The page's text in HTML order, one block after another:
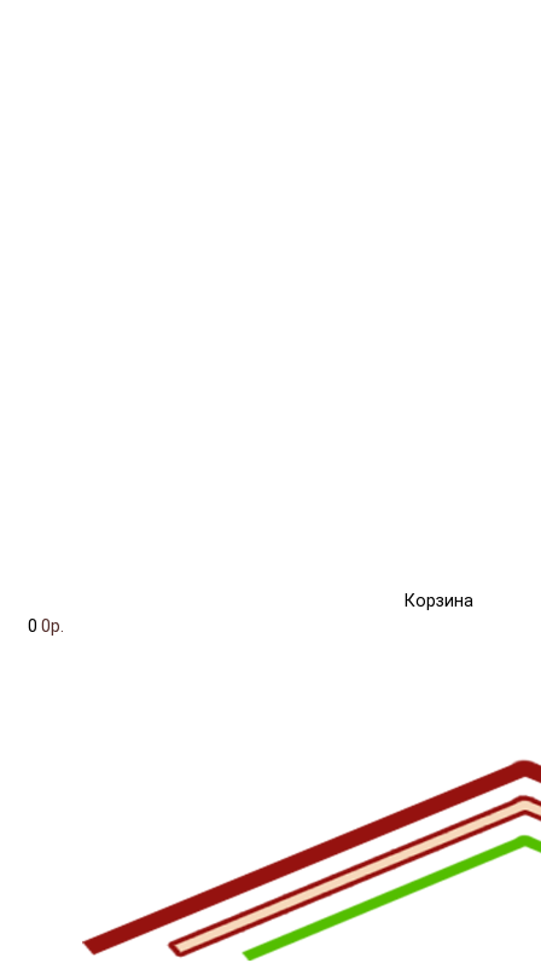
Корзина
0 0р.